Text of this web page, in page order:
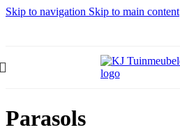
Skip to navigation Skip to main content
Parasols